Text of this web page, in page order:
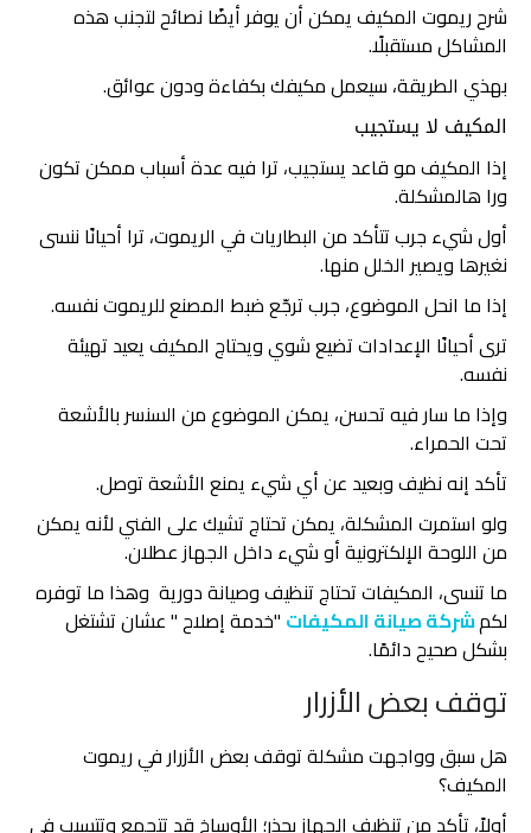
شرح ريموت المكيف يمكن أن يوفر أيضًا نصائح لتجنب هذه
المشاكل مستقبلًا.
بهذي الطريقة، سيعمل مكيفك بكفاءة ودون عوائق.
المكيف لا يستجيب
إذا المكيف مو قاعد يستجيب، ترا فيه عدة أسباب ممكن تكون
ورا هالمشكلة.
أول شيء جرب تتأكد من البطاريات في الريموت، ترا أحيانًا ننسى
نغيرها ويصير الخلل منها.
إذا ما انحل الموضوع، جرب ترجّع ضبط المصنع للريموت نفسه.
ترى أحيانًا الإعدادات تضيع شوي ويحتاج المكيف يعيد تهيئة
نفسه.
وإذا ما سار فيه تحسن، يمكن الموضوع من السنسر بالأشعة
تحت الحمراء.
تأكد إنه نظيف وبعيد عن أي شيء يمنع الأشعة توصل.
ولو استمرت المشكلة، يمكن تحتاج تشيك على الفني لأنه يمكن
من اللوحة الإلكترونية أو شيء داخل الجهاز عطلان.
ما تنسى، المكيفات تحتاج تنظيف وصيانة دورية وهذا ما توفره
لكمشركة صيانة المكيفات "خدمة إصلاح " عشان تشتغل
بشكل صحيح دائمًا.
توقف بعض الأزرار
هل سبق وواجهت مشكلة توقف بعض الأزرار في ريموت
المكيف؟
أولاً، تأكد من تنظيف الجهاز بحذر؛ الأوساخ قد تتجمع وتتسبب في